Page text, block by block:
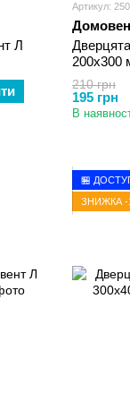
Л
Артикул:
200х300
210 грн
195 грн
В
🏪
ЗНИЖКА -